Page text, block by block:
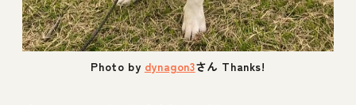
Photo by dynagon3さん Thanks!